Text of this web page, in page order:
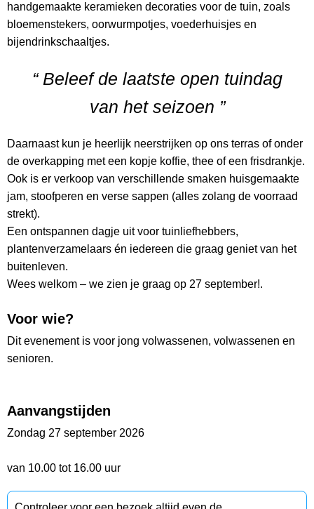
handgemaakte keramieken decoraties voor de tuin, zoals
bloemenstekers, oorwurmpotjes, voederhuisjes en
bijendrinkschaaltjes.
“ Beleef de laatste open tuindag
van het seizoen ”
Daarnaast kun je heerlijk neerstrijken op ons terras of onder
de overkapping met een kopje koffie, thee of een frisdrankje.
Ook is er verkoop van verschillende smaken huisgemaakte
jam, stoofperen en verse sappen (alles zolang de voorraad
strekt).
Een ontspannen dagje uit voor tuinliefhebbers,
plantenverzamelaars én iedereen die graag geniet van het
buitenleven.
Wees welkom – we zien je graag op 27 september!.
Voor wie?
Dit evenement is voor jong volwassenen, volwassenen en
senioren.
Aanvangstijden
Zondag 27 september 2026
van 10.00 tot 16.00 uur